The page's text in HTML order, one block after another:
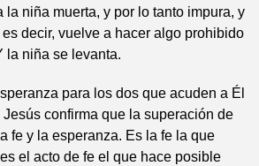
la niña muerta, y por lo tanto impura, y
es decir, vuelve a hacer algo prohibido
la niña se levanta.
para los dos que acuden a Él
confirma que la superación de
fe y la esperanza. Es la fe la que
el acto de fe el que hace posible